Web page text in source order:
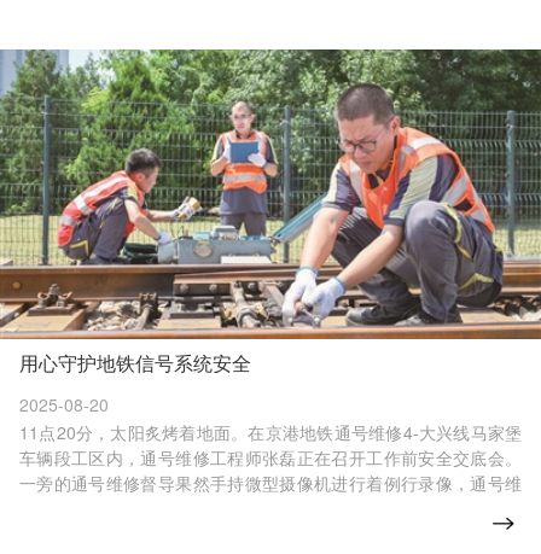
用心守护地铁信号系统安全
11点20分，太阳炙烤着地面。在京港地铁通号维修4-大兴线马家堡
车辆段工区内，通号维修工程师张磊正在召开工作前安全交底会。
一旁的通号维修督导果然手持微型摄像机进行着例行录像，通号维
2025-08-20